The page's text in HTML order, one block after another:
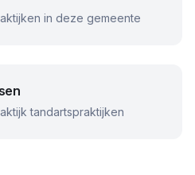
in deze gemeente
tandartspraktijken